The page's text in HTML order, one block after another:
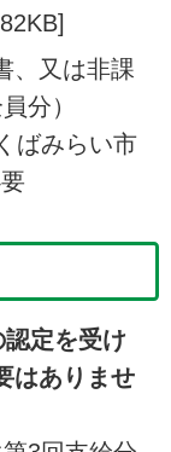
、又は非課
分）
ばみらい市
定を受け
はありませ